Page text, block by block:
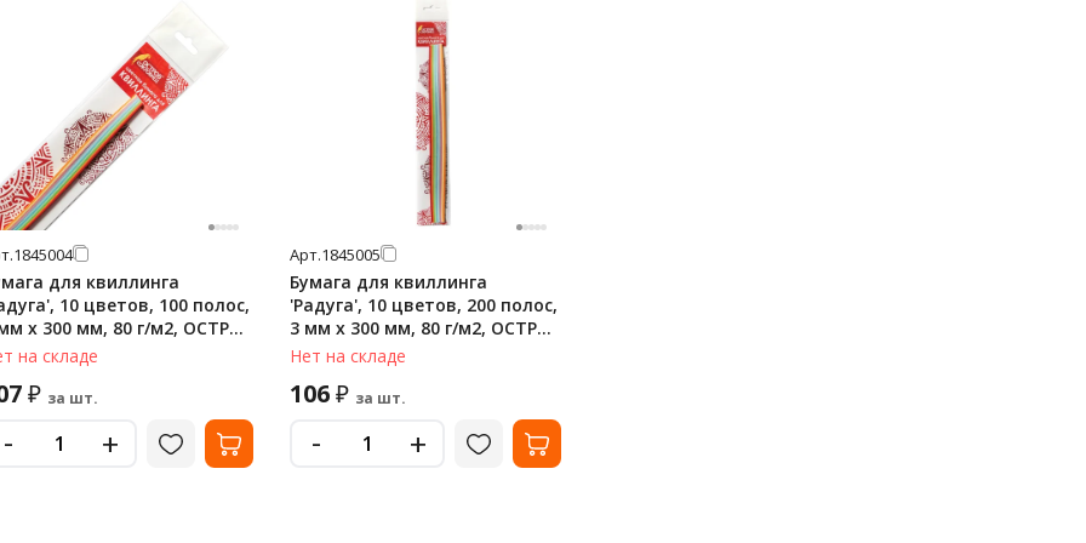
1845004
для квиллинга
10 цветов, 100 полос,
х 300 мм, 80 г/м2, ОСТРОВ
128755
на складе
₽ за шт.
- +
Арт.1845005
Бумага для квиллинга
'Радуга', 10 цветов, 200 полос,
3 мм х 300 мм, 80 г/м2, ОСТРОВ
СОКРОВИЩ, 128750
Нет на складе
106₽ за шт.
- +